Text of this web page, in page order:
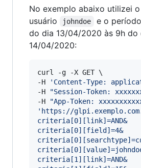
No exemplo abaixo utilizei
usuário
johndoe
e o
do dia 13/04/2020 às 9h do
14/04/2020:
curl -g -X GET \
-H
' Content-Type:
-H
"Session-Token:
-H
"App-Token:
' https://
criteria[0][link]=AND&
criteria[0][field]=4&
criteria[1][link]=AND&